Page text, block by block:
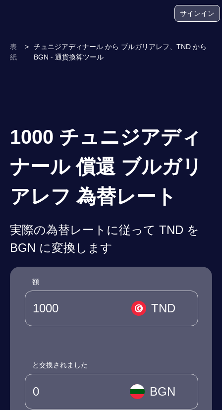
サインイン
表
紙
>
チュニジアディナール から ブルガリアレフ、TND から
BGN - 通貨換算ツール
1000 チュニジアディ
ナール 償還 ブルガリ
アレフ 為替レート
実際の為替レートに従って TND を
BGN に変換します
額
TND
と交換されました
BGN